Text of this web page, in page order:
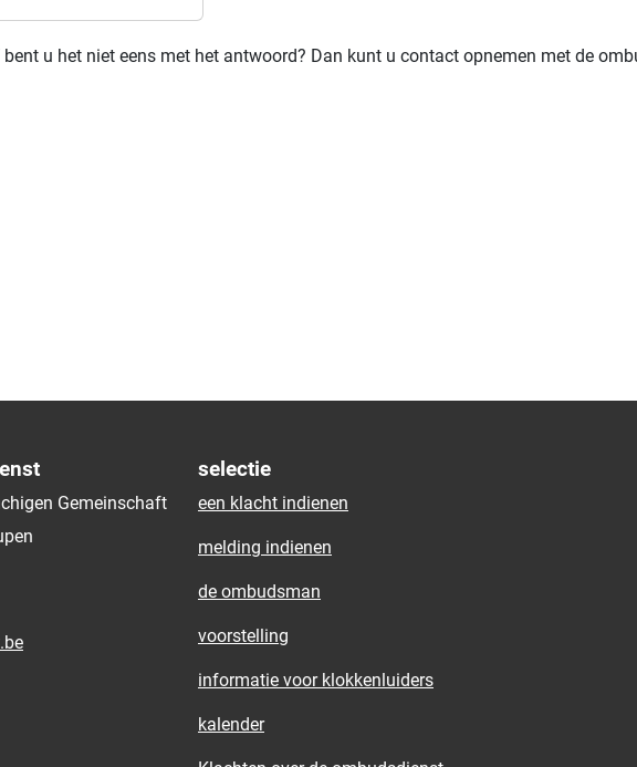
u het niet eens met het antwoord? Dan kunt u contact opnemen met de
Gemeinschaft
selectie
een klacht indienen
melding indienen
de ombudsman
voorstelling
informatie voor klokkenluiders
kalender